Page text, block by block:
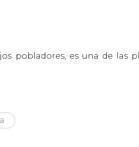
pobladores, es una de las